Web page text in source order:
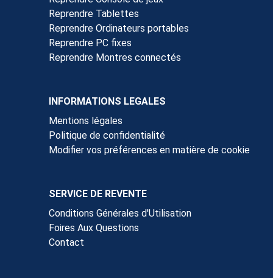
Reprendre Tablettes
Reprendre Ordinateurs portables
Reprendre PC fixes
Reprendre Montres connectés
INFORMATIONS LEGALES
Mentions légales
Politique de confidentialité
Modifier vos préférences en matière de cookie
SERVICE DE REVENTE
Conditions Générales d'Utilisation
Foires Aux Questions
Contact